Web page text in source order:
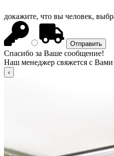
докажите, что вы человек,
Спасибо за Ваше сообщение!
Наш менеджер свяжется с